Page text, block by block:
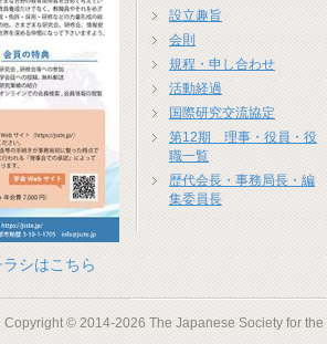
シはこちら
4
局
島大学)
設立趣旨
会則
規程・申し合わせ
活動経過
国際研究交流協定
第12期 理事・役員・役
職一覧
歴代会長・事務局長・編
集委員長
Copyright © 2014-2026 The Japanese Society for